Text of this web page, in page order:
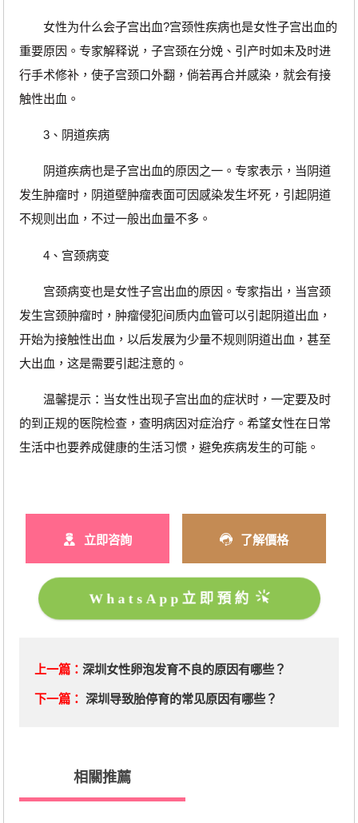
女性为什么会子宫出血?宫颈性疾病也是女性子宫出血的
重要原因。专家解释说，子宫颈在分娩、引产时如未及时进
行手术修补，使子宫颈口外翻，倘若再合并感染，就会有接
触性出血。
3、阴道疾病
阴道疾病也是子宫出血的原因之一。专家表示，当阴道
发生肿瘤时，阴道壁肿瘤表面可因感染发生坏死，引起阴道
不规则出血，不过一般出血量不多。
4、宫颈病变
宫颈病变也是女性子宫出血的原因。专家指出，当宫颈
发生宫颈肿瘤时，肿瘤侵犯间质内血管可以引起阴道出血，
开始为接触性出血，以后发展为少量不规则阴道出血，甚至
大出血，这是需要引起注意的。
温馨提示：当女性出现子宫出血的症状时，一定要及时
的到正规的医院检查，查明病因对症治疗。希望女性在日常
生活中也要养成健康的生活习惯，避免疾病发生的可能。
立即咨詢 了解價格
WhatsApp立即預約
上一篇： 深圳女性卵泡发育不良的原因有哪些？
下一篇： 深圳导致胎停育的常见原因有哪些？
相關推薦